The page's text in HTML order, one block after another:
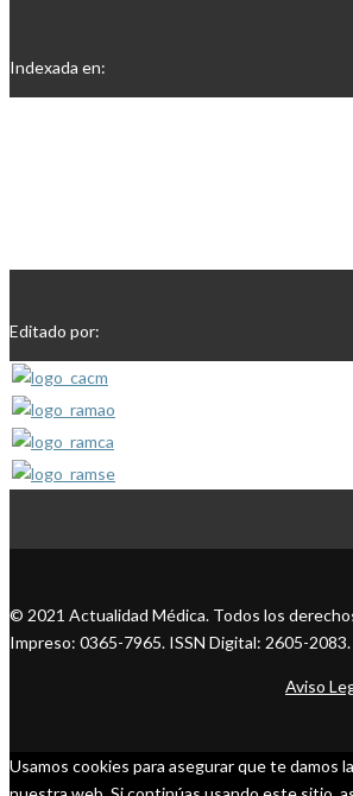
Indexada en:
Editado por:
© 2021 Actualidad Médica. Todos los
Impreso: 0365-7965. ISSN Digital: 2605-2083.
Aviso
Usamos cookies para asegurar que te damos